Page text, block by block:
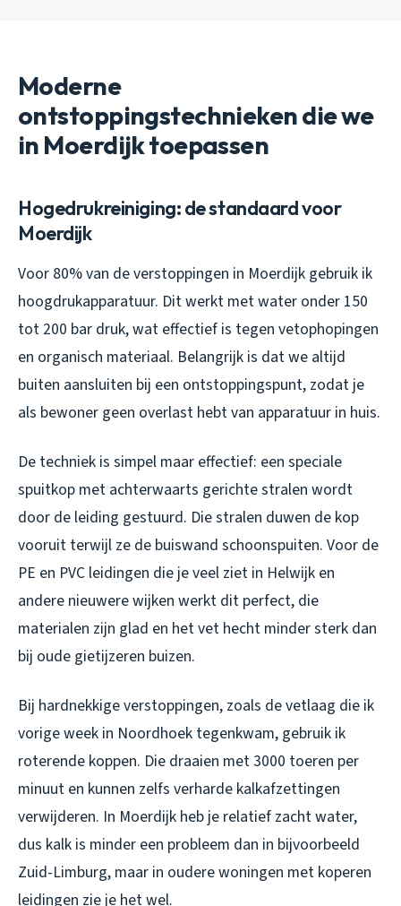
Moderne
ontstoppingstechnieken die we
in Moerdijk toepassen
Hogedrukreiniging: de standaard voor
Moerdijk
Voor 80% van de verstoppingen in Moerdijk gebruik ik
hoogdrukapparatuur. Dit werkt met water onder 150
tot 200 bar druk, wat effectief is tegen vetophopingen
en organisch materiaal. Belangrijk is dat we altijd
buiten aansluiten bij een ontstoppingspunt, zodat je
als bewoner geen overlast hebt van apparatuur in huis.
De techniek is simpel maar effectief: een speciale
spuitkop met achterwaarts gerichte stralen wordt
door de leiding gestuurd. Die stralen duwen de kop
vooruit terwijl ze de buiswand schoonspuiten. Voor de
PE en PVC leidingen die je veel ziet in Helwijk en
andere nieuwere wijken werkt dit perfect, die
materialen zijn glad en het vet hecht minder sterk dan
bij oude gietijzeren buizen.
Bij hardnekkige verstoppingen, zoals de vetlaag die ik
vorige week in Noordhoek tegenkwam, gebruik ik
roterende koppen. Die draaien met 3000 toeren per
minuut en kunnen zelfs verharde kalkafzettingen
verwijderen. In Moerdijk heb je relatief zacht water,
dus kalk is minder een probleem dan in bijvoorbeeld
Zuid-Limburg, maar in oudere woningen met koperen
leidingen zie je het wel.